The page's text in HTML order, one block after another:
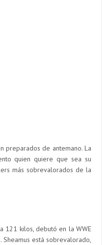
preparados de antemano. La
quien quiere que sea su
más sobrevalorados de la
121 kilos, debutó en la WWE
está sobrevalorado,